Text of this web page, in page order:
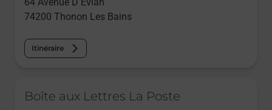
64 Avenue D Evian
74200 Thonon Les Bains
Itinéraire
Boîte aux Lettres La Poste